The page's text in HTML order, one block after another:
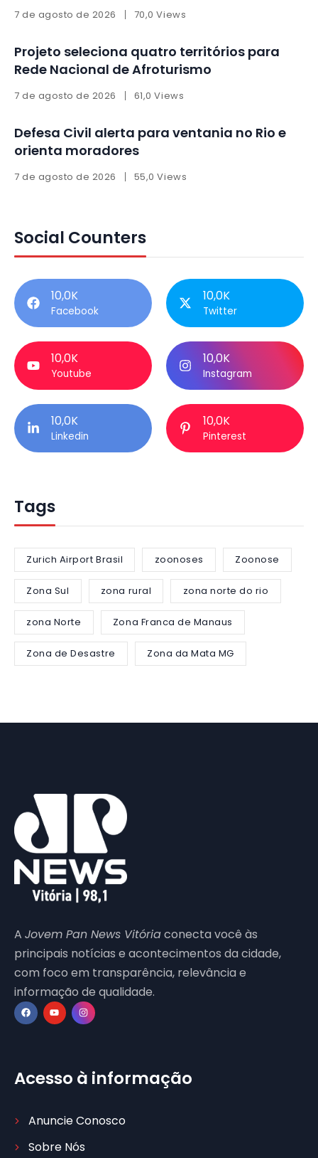
7 de agosto de 2026 70,0 Views
Projeto seleciona quatro territórios para
Rede Nacional de Afroturismo
7 de agosto de 2026 61,0 Views
Defesa Civil alerta para ventania no Rio e
orienta moradores
7 de agosto de 2026 55,0 Views
Social Counters
10,0K
Facebook
10,0K
Twitter
10,0K
Youtube
10,0K
Instagram
10,0K
Linkedin
10,0K
Pinterest
Tags
Zurich Airport Brasil zoonoses Zoonose
Zona Sul zona rural zona norte do rio
zona Norte Zona Franca de Manaus
Zona de Desastre Zona da Mata MG
A Jovem Pan News Vitóriaconecta você às
principais notícias e acontecimentos da cidade,
com foco em transparência, relevância e
informação de qualidade.
Acesso à informação
Anuncie Conosco
Sobre Nós